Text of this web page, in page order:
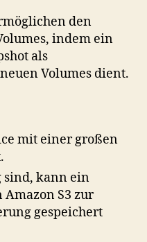
den
indem ein
als
Volumes dient.
mit einer großen
sind, kann ein
Amazon S3 zur
gespeichert